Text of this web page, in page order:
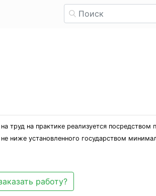
труд на практике реализуется
ниже установленного государством
работу?